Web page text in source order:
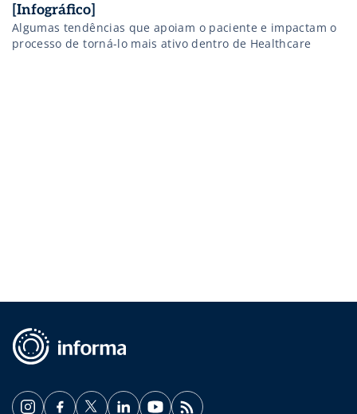
[Infográfico]
Algumas tendências que apoiam o paciente e impactam o
processo de torná-lo mais ativo dentro de Healthcare